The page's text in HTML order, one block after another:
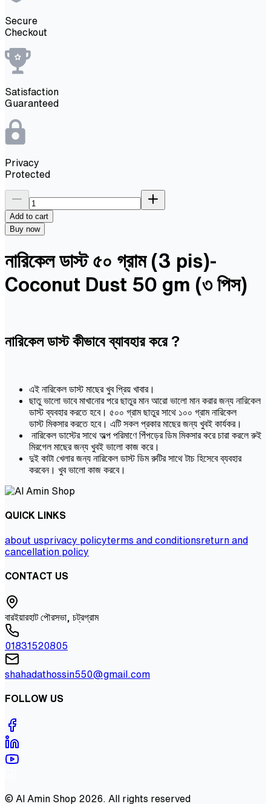
Secure
Checkout
Satisfaction
Guaranteed
Privacy
Protected
Add to cart
Buy now
নারিকেল ডাস্ট ৫০ গ্রাম (3 pis)-
Coconut Dust 50 gm (৩ পিস)
নারিকেল ডাস্ট কীভাবে ব্যাবহার করে ?
এই নারিকেল ডাস্ট মাছের খুব প্রিয় খাবার।
ছাতু ভালো ভাবে মাখানোর পরে ছাতুর মান আরো ভালো মান করার জন্য নারিকেল
ডাস্ট ব্যবহার করতে হবে। ৫০০ গ্রাম ছাতুর সাথে ১০০ গ্রাম নারিকেল
ডাস্ট মিকসার করতে হবে। এটি সকল প্রকার মাছের জন্য খুবই কার্যকর।
নারিকেল ডাস্টের সাথে অল্প পরিমাণে পিঁপড়ের ডিম মিকসার করে চারা করলে রুই
মিরগেল মাছের জন্য খুবই ভালো কাজ করে।
দুই কাটা খেলার জন্য নারিকেল ডাস্ট ডিম রুটির সাথে টাচ হিসেবে ব্যবহার
করবেন। খুব ভালো কাজ করবে।
QUICK LINKS
about usprivacy policyterms and conditionsreturn and
cancellation policy
CONTACT US
বারইয়ারহাট পৌরসভা, চট্রগ্রাম
01831520805
shahadathossin550@gmail.com
FOLLOW US
© Al Amin Shop 2026 . All rights reserved